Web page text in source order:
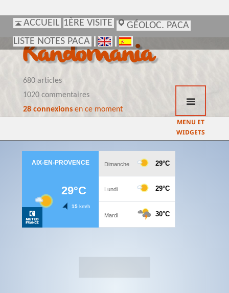
ACCUEIL 1ÈRE VISITE
GÉOLOC. PACA
LISTE NOTES PACA
Randomania
680 articles
1020 commentaires
28 connexionsen ce moment
MENU ET
WIDGETS
ACCUEIL 1ÈRE VISITE
GÉOLOC. PACA
LISTE NOTES PACA